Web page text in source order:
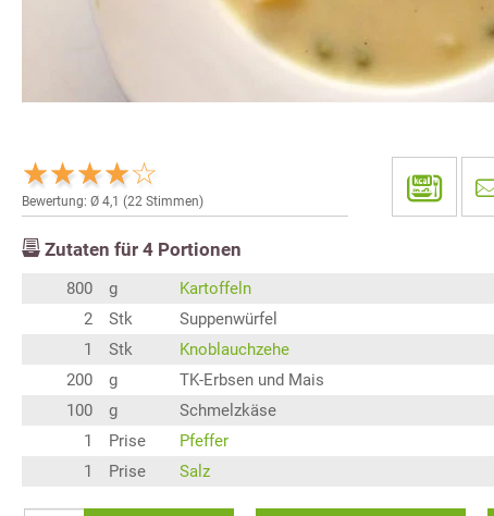
Bewertung: Ø 4,1 (22 Stimmen)
Zutaten für 4 Portionen
800 g
Kartoffeln
2
Stk
Suppenwürfel
1
Stk
Knoblauchzehe
200
g
TK-Erbsen und Mais
100
g
Schmelzkäse
1
Prise
Pfeffer
1
Prise Salz